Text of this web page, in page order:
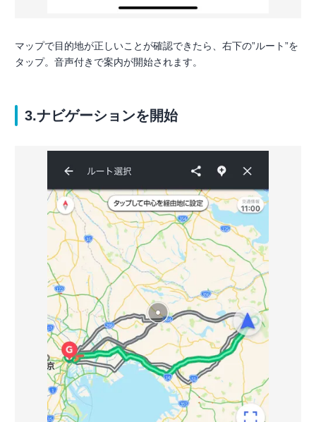
マップで目的地が正しいことが確認できたら、右下の”ルート”を
タップ。音声付きで案内が開始されます。
3.ナビゲーションを開始